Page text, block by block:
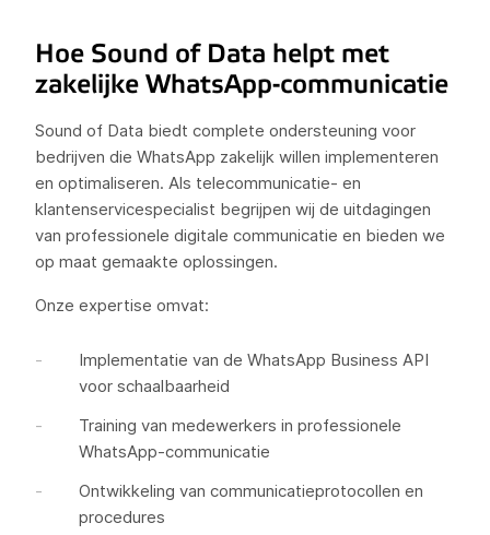
Hoe Sound of Data helpt met
zakelijke WhatsApp-communicatie
Sound of Data biedt complete ondersteuning voor
bedrijven die WhatsApp zakelijk willen implementeren
en optimaliseren. Als telecommunicatie- en
klantenservicespecialist begrijpen wij de uitdagingen
van professionele digitale communicatie en bieden we
op maat gemaakte oplossingen.
Onze expertise omvat:
Implementatie van de WhatsApp Business API
voor schaalbaarheid
Training van medewerkers in professionele
WhatsApp-communicatie
Ontwikkeling van communicatieprotocollen en
procedures